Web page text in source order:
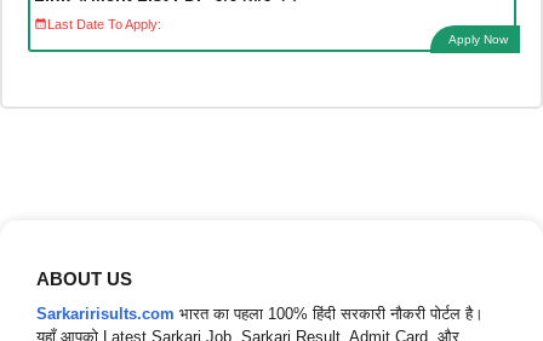
Last Date To Apply:
Apply Now
ABOUT US
Sarkaririsults.com भारत का पहला 100% हिंदी सरकारी नौकरी पोर्टल है।
यहाँ आपको Latest Sarkari Job, Sarkari Result, Admit Card, और